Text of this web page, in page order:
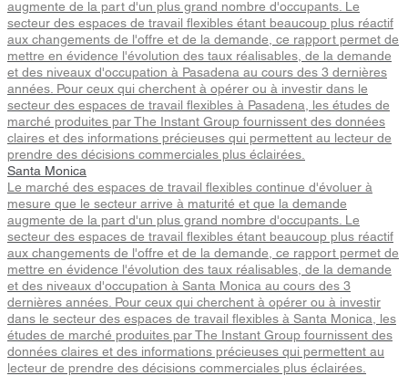
augmente de la part d'un plus grand nombre d'occupants. Le
secteur des espaces de travail flexibles étant beaucoup plus réactif
aux changements de l'offre et de la demande, ce rapport permet de
mettre en évidence l'évolution des taux réalisables, de la demande
et des niveaux d'occupation à Pasadena au cours des 3 dernières
années. Pour ceux qui cherchent à opérer ou à investir dans le
secteur des espaces de travail flexibles à Pasadena, les études de
marché produites par The Instant Group fournissent des données
claires et des informations précieuses qui permettent au lecteur de
prendre des décisions commerciales plus éclairées.
Santa Monica
Le marché des espaces de travail flexibles continue d'évoluer à
mesure que le secteur arrive à maturité et que la demande
augmente de la part d'un plus grand nombre d'occupants. Le
secteur des espaces de travail flexibles étant beaucoup plus réactif
aux changements de l'offre et de la demande, ce rapport permet de
mettre en évidence l'évolution des taux réalisables, de la demande
et des niveaux d'occupation à Santa Monica au cours des 3
dernières années. Pour ceux qui cherchent à opérer ou à investir
dans le secteur des espaces de travail flexibles à Santa Monica, les
études de marché produites par The Instant Group fournissent des
données claires et des informations précieuses qui permettent au
lecteur de prendre des décisions commerciales plus éclairées.